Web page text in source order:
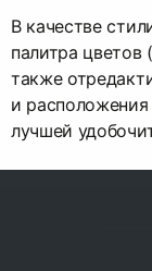
В качестве
палитра цветов
также
и
лучшей